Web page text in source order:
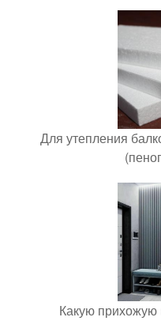
Для утепления
Какую